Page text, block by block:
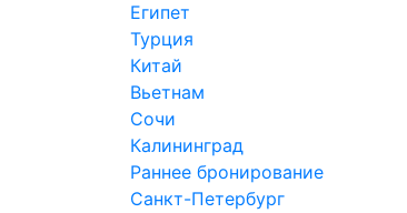
Египет
Турция
Китай
Вьетнам
Сочи
Калининград
Раннее бронирование
Санкт-Петербург